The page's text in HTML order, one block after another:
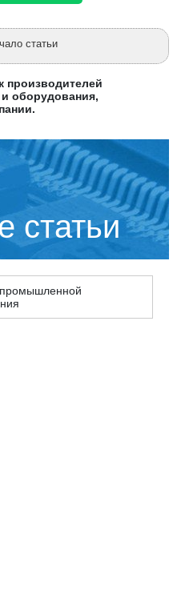
статьи
производителей
оборудования,
статьи
промышленной